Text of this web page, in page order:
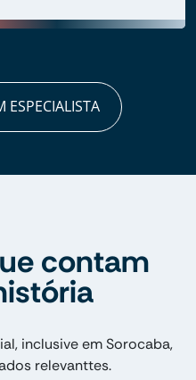
ESPECIALISTA
contam
inclusive em Sorocaba,
relevanttes.